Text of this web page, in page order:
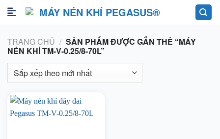
Skip
TRANG CHỦ / SẢN PHẨM ĐƯỢC GẮN THẺ “MÁY
NÉN KHÍ TM-V-0.25/8-70L”